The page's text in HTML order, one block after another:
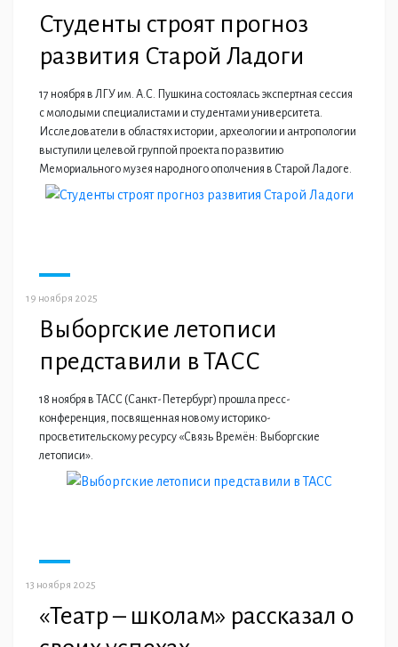
Студенты строят прогноз
развития Старой Ладоги
17 ноября в ЛГУ им. А.С. Пушкина состоялась экспертная сессия
с молодыми специалистами и студентами университета.
Исследователи в областях истории, археологии и антропологии
выступили целевой группой проекта по развитию
Мемориального музея народного ополчения в Старой Ладоге.
19 ноября 2025
Выборгские летописи
представили в ТАСС
18 ноября в ТАСС (Санкт-Петербург) прошла пресс-
конференция, посвященная новому историко-
просветительскому ресурсу «Связь Времён: Выборгские
летописи».
13 ноября 2025
«Театр – школам» рассказал о